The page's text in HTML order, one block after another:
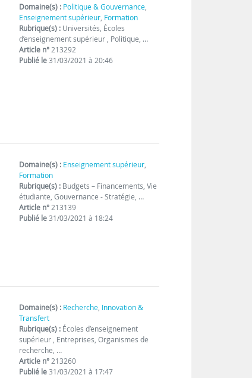
Domaine(s) : Politique & Gouvernance,
Enseignement supérieur, Formation
Rubrique(s) : Universités, Écoles
d’enseignement supérieur , Politique, …
Article n°213292
Publié le31/03/2021 à 20:46
Domaine(s) : Enseignement supérieur,
Formation
Rubrique(s) : Budgets – Financements, Vie
étudiante, Gouvernance - Stratégie, …
Article n°213139
Publié le31/03/2021 à 18:24
Domaine(s) : Recherche, Innovation &
Transfert
Rubrique(s) : Écoles d’enseignement
supérieur , Entreprises, Organismes de
recherche, …
Article n°213260
Publié le31/03/2021 à 17:47